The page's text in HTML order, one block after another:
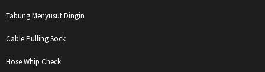
Tabung Menyusut Dingin
Cable Pulling Sock
Hose Whip Check